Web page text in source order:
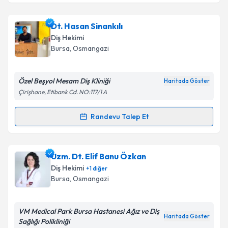
Takvim Talebini Gönder
Dt. Burcu Demiriçin randevu takvimi talebi oluşturun.
Size bu uzmandan randevu almanız için bir takvim
hazırlandığında e-posta ile bilgilendireceğiz.
Kişisel verilerimin işlenmesine ilişkin
Metni'ni okudum ve kişisel verilerimin belirtilen
Takvim Talebini Gönder
Dt. Hasan Sinankılı
Diş Hekimi
Bursa, Osmangazi
Özel Beşyol Mesam Diş Kliniği Haritada Göster
Çirişhane, Etibank Cd. NO:117/1 A
Randevu Talep Et
Randevu Takvimi Talebi
Dt. Hasan Sinankılıiçin randevu takvimi talebi
oluşturun. Size bu uzmandan randevu almanız için bir
takvim hazırlandığında e-posta ile bilgilendireceğiz.
Uzm. Dt. Elif Banu Özkan
Diş Hekimi +1diğer
Bursa, Osmangazi
VM Medical Park Bursa Hastanesi Ağız ve Diş
Sağlığı Polikliniği
Haritada Göster